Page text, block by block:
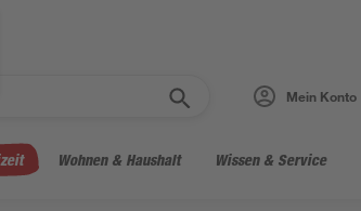
Mein Konto
Wohnen & Haushalt Wissen & Service